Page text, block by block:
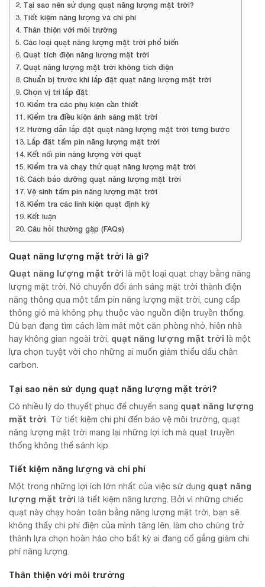
Tại sao nên sử dụng quạt năng lượng mặt trời?
Tiết kiệm năng lượng và chi phí
Thân thiện với môi trường
Các loại quạt năng lượng mặt trời phổ biến
Quạt tích điện năng lượng mặt trời
Quạt năng lượng mặt trời không tích điện
Chuẩn bị trước khi lắp đặt quạt năng lượng mặt trời
Chọn vị trí lắp đặt
Kiểm tra các phụ kiện cần thiết
Kiểm tra điều kiện ánh sáng mặt trời
Hướng dẫn lắp đặt quạt năng lượng mặt trời từng bước
Lắp đặt tấm pin năng lượng mặt trời
Kết nối pin năng lượng với quạt
Kiểm tra và chạy thử quạt năng lượng mặt trời
Cách bảo dưỡng quạt năng lượng mặt trời
Vệ sinh tấm pin năng lượng mặt trời
Kiểm tra các linh kiện quạt định kỳ
Kết luận
Câu hỏi thường gặp (FAQs)
Quạt năng lượng mặt trời là gì?
Quạt năng lượng mặt trời là một loại quạt chạy bằng năng
lượng mặt trời. Nó chuyển đổi ánh sáng mặt trời thành điện
năng thông qua một tấm pin năng lượng mặt trời, cung cấp
thông gió mà không phụ thuộc vào nguồn điện truyền thống.
Dù bạn đang tìm cách làm mát một căn phòng nhỏ, hiên nhà
hay không gian ngoài trời, quạt năng lượng mặt trời là một
lựa chọn tuyệt vời cho những ai muốn giảm thiểu dấu chân
carbon.
Tại sao nên sử dụng quạt năng lượng mặt trời?
Có nhiều lý do thuyết phục để chuyển sang quạt năng lượng
mặt trời . Từ tiết kiệm chi phí đến bảo vệ môi trường, quạt
năng lượng mặt trời mang lại những lợi ích mà quạt truyền
thống không thể sánh kịp.
Tiết kiệm năng lượng và chi phí
Một trong những lợi ích lớn nhất của việc sử dụng quạt năng
lượng mặt trời là tiết kiệm năng lượng. Bởi vì những chiếc
quạt này chạy hoàn toàn bằng năng lượng mặt trời, bạn sẽ
không thấy chi phí điện của mình tăng lên, làm cho chúng trở
thành lựa chọn hoàn hảo cho bất kỳ ai đang cố gắng giảm chi
phí năng lượng.
Thân thiện với môi trường